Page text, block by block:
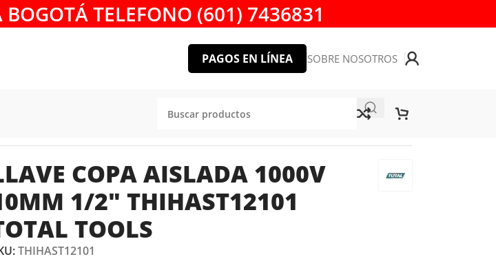
BOGOTÁ TELEFONO (601) 7436831
PAGOS EN LÍNEA SOBRE NOSOTROS
COPA AISLADA 1000V
1/2″ THIHAST12101
TOOLS
THIHAST12101